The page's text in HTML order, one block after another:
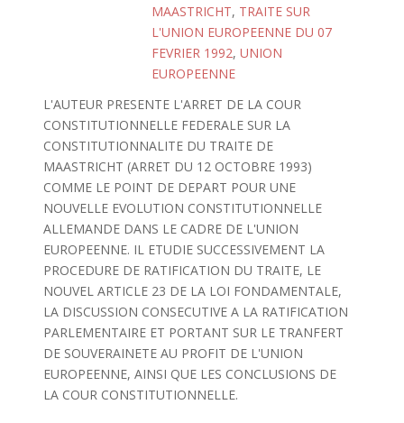
MAASTRICHT, TRAITE SUR
L'UNION EUROPEENNE DU 07
FEVRIER 1992, UNION
EUROPEENNE
L'AUTEUR PRESENTE L'ARRET DE LA COUR
CONSTITUTIONNELLE FEDERALE SUR LA
CONSTITUTIONNALITE DU TRAITE DE
MAASTRICHT (ARRET DU 12 OCTOBRE 1993)
COMME LE POINT DE DEPART POUR UNE
NOUVELLE EVOLUTION CONSTITUTIONNELLE
ALLEMANDE DANS LE CADRE DE L'UNION
EUROPEENNE. IL ETUDIE SUCCESSIVEMENT LA
PROCEDURE DE RATIFICATION DU TRAITE, LE
NOUVEL ARTICLE 23 DE LA LOI FONDAMENTALE,
LA DISCUSSION CONSECUTIVE A LA RATIFICATION
PARLEMENTAIRE ET PORTANT SUR LE TRANFERT
DE SOUVERAINETE AU PROFIT DE L'UNION
EUROPEENNE, AINSI QUE LES CONCLUSIONS DE
LA COUR CONSTITUTIONNELLE.